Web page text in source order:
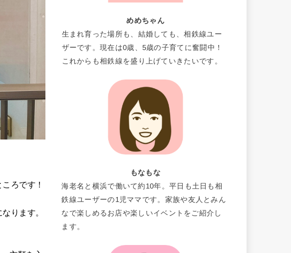
ろです！
ります。
めめちゃん
生まれ育った場所も、結婚しても、相鉄線ユー
ザーです。現在は0歳、5歳の子育てに奮闘中！
これからも相鉄線を盛り上げていきたいです。
もなもな
海老名と横浜で働いて約10年。平日も土日も相
鉄線ユーザーの1児ママです。家族や友人とみん
なで楽しめるお店や楽しいイベントをご紹介し
ます。